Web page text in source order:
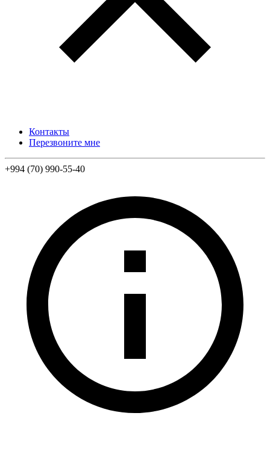
Контакты
Перезвоните мне
+994 (70) 990-55-40